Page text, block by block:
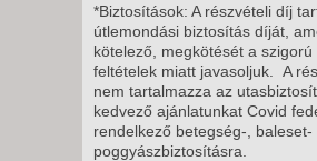
*Biztosítások: A részvételi díj
útlemondási biztosítás díját,
kötelező, megkötését a
feltételek miatt javasoljuk. A
nem tartalmazza az
kedvező ajánlatunkat Covid
rendelkező betegség-, baleset-
poggyászbiztosításra.